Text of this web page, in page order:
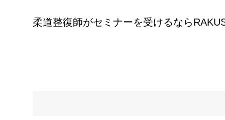
柔道整復師がセミナーを受けるなら